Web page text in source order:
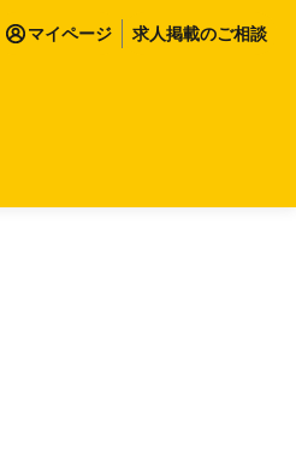
マイページ 求人掲載のご相談